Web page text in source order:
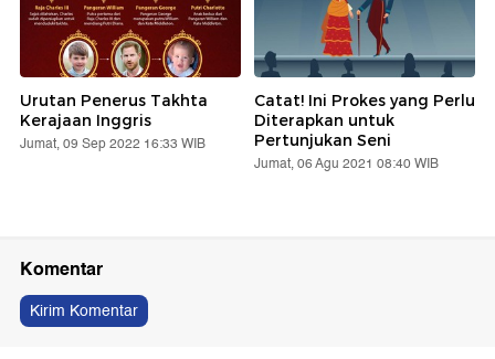
Urutan Penerus Takhta
Kerajaan Inggris
Jumat, 09 Sep 2022 16:33 WIB
Catat! Ini Prokes yang Perlu
Diterapkan untuk
Pertunjukan Seni
Jumat, 06 Agu 2021 08:40 WIB
Komentar
Kirim Komentar